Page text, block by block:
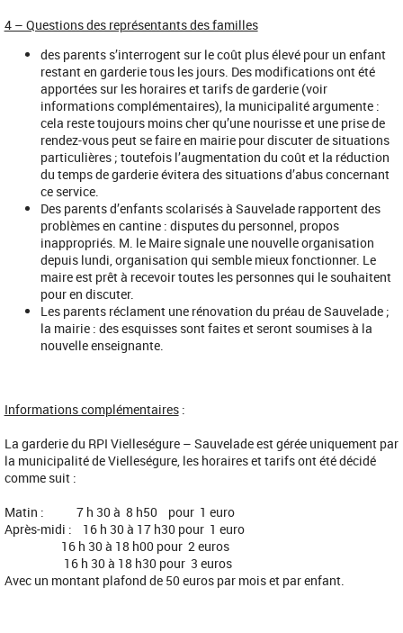
4 – Questions des représentants des familles
des parents s’interrogent sur le coût plus élevé pour un enfant
restant en garderie tous les jours. Des modifications ont été
apportées sur les horaires et tarifs de garderie (voir
informations complémentaires), la municipalité argumente :
cela reste toujours moins cher qu’une nourisse et une prise de
rendez-vous peut se faire en mairie pour discuter de situations
particulières ; toutefois l’augmentation du coût et la réduction
du temps de garderie évitera des situations d’abus concernant
ce service.
Des parents d’enfants scolarisés à Sauvelade rapportent des
problèmes en cantine : disputes du personnel, propos
inappropriés. M. le Maire signale une nouvelle organisation
depuis lundi, organisation qui semble mieux fonctionner. Le
maire est prêt à recevoir toutes les personnes qui le souhaitent
pour en discuter.
Les parents réclament une rénovation du préau de Sauvelade ;
la mairie : des esquisses sont faites et seront soumises à la
nouvelle enseignante.
Informations complémentaires:
La garderie du RPI Vielleségure – Sauvelade est gérée uniquement par
la municipalité de Vielleségure, les horaires et tarifs ont été décidé
comme suit :
Matin : 7 h 30 à 8 h50 pour 1 euro
Après-midi : 16 h 30 à 17 h30 pour 1 euro
16 h 30 à 18 h00 pour 2 euros
16 h 30 à 18 h30 pour 3 euros
Avec un montant plafond de 50 euros par mois et par enfant.